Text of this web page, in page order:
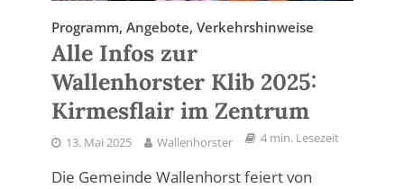
Programm, Angebote, Verkehrshinweise
Alle Infos zur
Wallenhorster Klib 2025:
Kirmesflair im Zentrum
13. Mai 2025 Wallenhorster 4 min. Lesezeit
Die Gemeinde Wallenhorst feiert von